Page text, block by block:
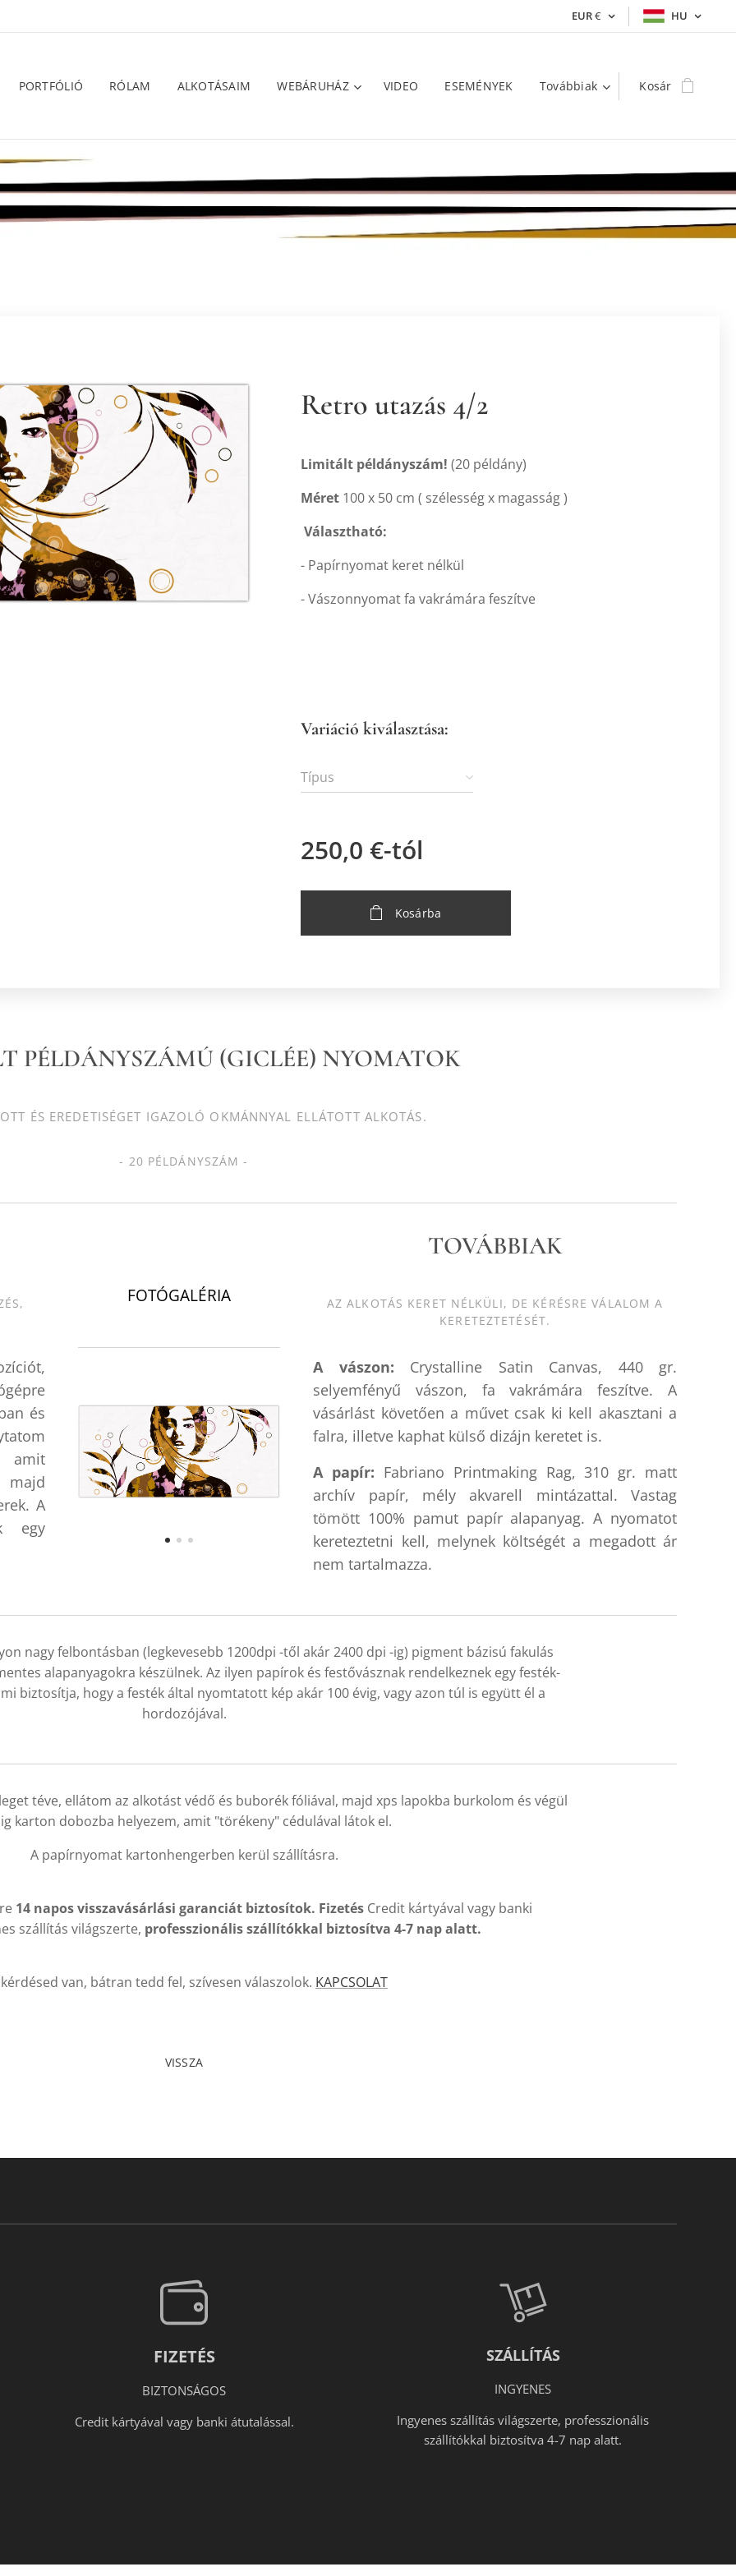
EUR€ HU
PORTFÓLIÓ RÓLAM ALKOTÁSAIM WEBÁRUHÁZ VIDEO ESEMÉNYEK Továbbiak Kosár
Retro utazás 4/2
Limitált példányszám!(20 példány)
Méret 100 x 50 cm ( szélesség x magasság )
Választható:
- Papírnyomat keret nélkül
- Vászonnyomat fa vakrámára feszítve
Variáció kiválasztása:
Típus
250,0 €-tól
Kosárba
PÉLDÁNYSZÁMÚ (GICLÉE) NYOMATOK
ÉS EREDETISÉGET IGAZOLÓ OKMÁNNYAL ELLÁTOTT ALKOTÁS.
- 20 PÉLDÁNYSZÁM -
és
amit
majd
A
egy
FOTÓGALÉRIA
TOVÁBBIAK
AZ ALKOTÁS KERET NÉLKÜLI, DE KÉRÉSRE VÁLALOM A
KERETEZTETÉSÉT.
A vászon: Crystalline Satin Canvas, 440 gr.
selyemfényű vászon, fa vakrámára feszítve. A
vásárlást követően a művet csak ki kell akasztani a
falra, illetve kaphat külső dizájn keretet is.
A papír: Fabriano Printmaking Rag, 310 gr. matt
archív papír, mély akvarell mintázattal. Vastag
tömött 100% pamut papír alapanyag. A nyomatot
kereteztetni kell, melynek költségét a megadott ár
nem tartalmazza.
nagy felbontásban (legkevesebb 1200dpi -től akár 2400 dpi -ig) pigment bázisú fakulás
alapanyagokra készülnek. Az ilyen papírok és festővásznak rendelkeznek egy festék-
biztosítja, hogy a festék által nyomtatott kép akár 100 évig, vagy azon túl is együtt él a
hordozójával.
téve, ellátom az alkotást védő és buborék fóliával, majd xps lapokba burkolom és végül
karton dobozba helyezem, amit "törékeny" cédulával látok el.
A papírnyomat kartonhengerben kerül szállításra.
14 napos visszavásárlási garanciát biztosítok. Fizetés Credit kártyával vagy banki
szállítás világszerte, professzionális szállítókkal biztosítva 4-7 nap alatt.
van, bátran tedd fel, szívesen válaszolok. KAPCSOLAT
VISSZA
FIZETÉS
BIZTONSÁGOS
Credit kártyával vagy banki átutalással.
SZÁLLÍTÁS
INGYENES
Ingyenes szállítás világszerte, professzionális
szállítókkal biztosítva 4-7 nap alatt.